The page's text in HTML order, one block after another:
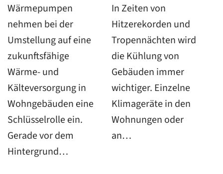
Wärmepumpen
nehmen bei der
Umstellung auf eine
zukunftsfähige
Wärme- und
Kälteversorgung in
Wohngebäuden eine
Schlüsselrolle ein.
Gerade vor dem
Hintergrund…
In Zeiten von
Hitzerekorden und
Tropennächten wird
die Kühlung von
Gebäuden immer
wichtiger. Einzelne
Klimageräte in den
Wohnungen oder
an…